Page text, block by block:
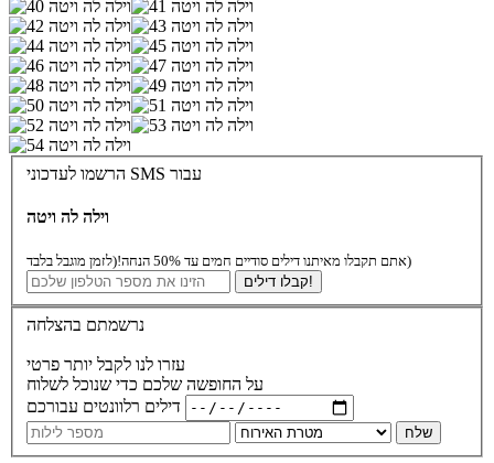
הרשמו לעדכוני SMS עבור
וילה לה ויטה
אתם תקבלו מאיתנו דילים סודיים חמים עד 50% הנחה!(לזמן מוגבל בלבד)
קבלו דילים!
נרשמתם בהצלחה
עזרו לנו לקבל יותר פרטי
על החופשה שלכם כדי שנוכל לשלוח
שלח